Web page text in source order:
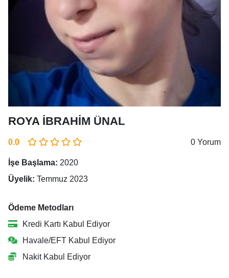
ROYA İBRAHİM ÜNAL
0.0 0 Yorum
İşe Başlama: 2020
Üyelik: Temmuz 2023
Ödeme Metodları
Kredi Kartı Kabul Ediyor
Havale/EFT Kabul Ediyor
Nakit Kabul Ediyor